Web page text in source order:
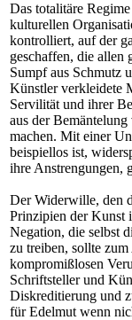
Das totalitäre
kulturellen
kontrolliert, auf der
geschaffen, die allen
Sumpf aus Schmutz
Künstler verkleidete
Servilität und ihrer
aus der
machen. Mit einer
beispiellos ist,
ihre Anstrengungen,
Der Widerwille, den
Prinzipien der Kunst
Negation, die selbst
zu treiben, sollte
kompromißlosen
Schriftsteller und
Diskreditierung und
für Edelmut wenn